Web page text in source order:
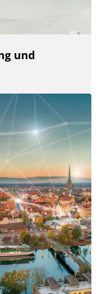
und